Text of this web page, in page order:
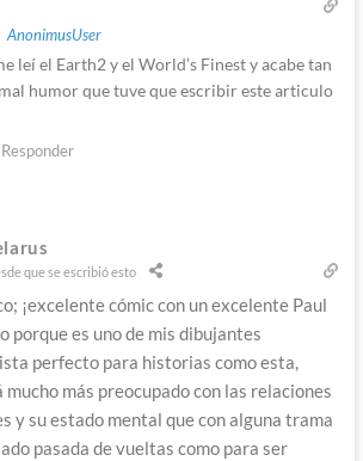
AnonimusUser
leí el Earth2 y el World’s Finest y acabe tan
humor que tuve que escribir este articulo
Responder
que se escribió esto
¡excelente cómic con un excelente Paul
porque es uno de mis dibujantes
perfecto para historias como esta,
más preocupado con las relaciones
y su estado mental que con alguna trama
pasada de vueltas como para ser